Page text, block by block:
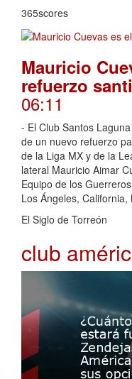
365scores
Mauricio
refuerzo
06:11
- El Club Santos
de un nuevo refuerzo
de la Liga MX y de la
lateral Mauricio Aimar
Equipo de los
Los Ángeles,
El Siglo de Torreón
club